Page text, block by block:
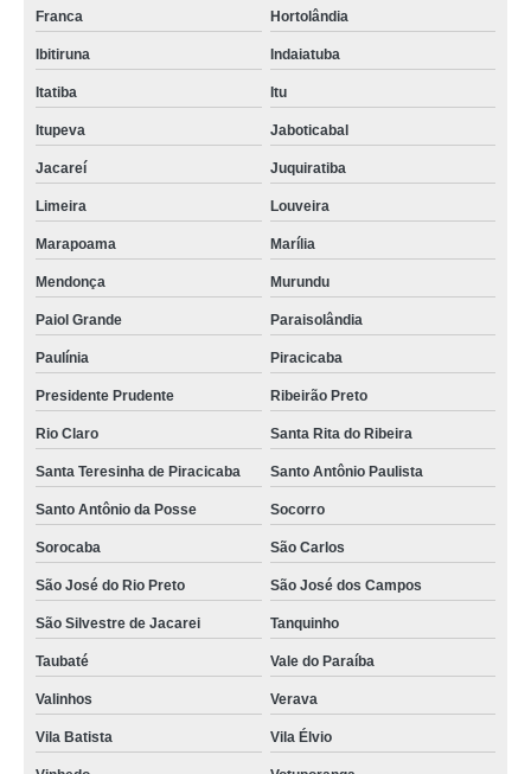
Franca Hortolândia
Ibitiruna Indaiatuba
Itatiba Itu
Itupeva Jaboticabal
Jacareí Juquiratiba
Limeira Louveira
Marapoama Marília
Mendonça Murundu
Paiol Grande Paraisolândia
Paulínia Piracicaba
Presidente Prudente Ribeirão Preto
Rio Claro Santa Rita do Ribeira
Santa Teresinha de Piracicaba Santo Antônio Paulista
Santo Antônio da Posse Socorro
Sorocaba São Carlos
São José do Rio Preto São José dos Campos
São Silvestre de Jacarei Tanquinho
Taubaté Vale do Paraíba
Valinhos Verava
Vila Batista Vila Élvio